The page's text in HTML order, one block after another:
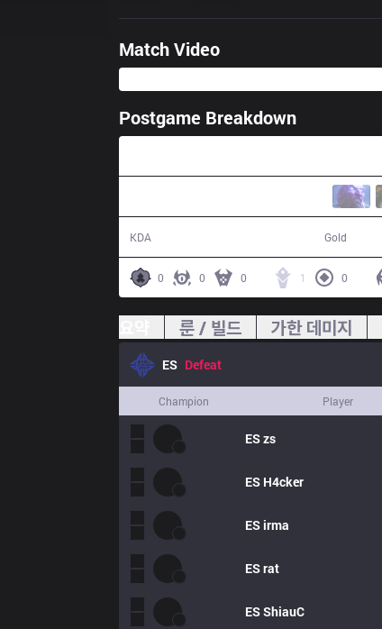
Match Video
Postgame Breakdown
KDA Gold
0 0 0 1 0
룬 / 빌드 가한 데미지
ES Defeat
Champion Player
ESzs
ES H4cker
ESirma
ESrat
ESShiauC